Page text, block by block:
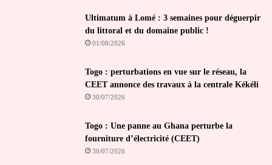
Ultimatum à Lomé : 3 semaines pour déguerpir
du littoral et du domaine public !
01/08/2026
Togo : perturbations en vue sur le réseau, la
CEET annonce des travaux à la centrale Kékéli
30/07/2026
Togo : Une panne au Ghana perturbe la
fourniture d’électricité (CEET)
30/07/2026